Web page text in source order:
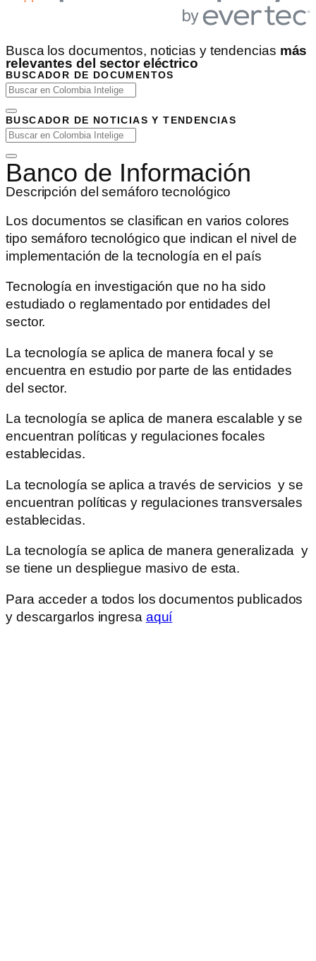
Busca los documentos, noticias y tendencias más
relevantes del sector eléctrico
BUSCADOR DE DOCUMENTOS
BUSCADOR DE NOTICIAS Y TENDENCIAS
Banco de Información
Descripción del semáforo tecnológico
Los documentos se clasifican en varios colores
tipo semáforo tecnológico que indican el nivel de
implementación de la tecnología en el país
Tecnología en investigación que no ha sido
estudiado o reglamentado por entidades del
sector.
La tecnología se aplica de manera focal y se
encuentra en estudio por parte de las entidades
del sector.
La tecnología se aplica de manera escalable y se
encuentran políticas y regulaciones focales
establecidas.
La tecnología se aplica a través de servicios y se
encuentran políticas y regulaciones transversales
establecidas.
La tecnología se aplica de manera generalizada y
se tiene un despliegue masivo de esta.
Para acceder a todos los documentos publicados
y descargarlos ingresa aquí